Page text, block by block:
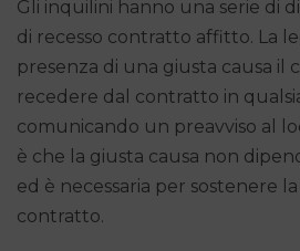
Gli inquilini hanno una serie di
di recesso contratto affitto. La
presenza di una giusta causa
recedere dal contratto in
comunicando un preavviso al
è che la giusta causa non
ed è necessaria per sostenere
contratto.